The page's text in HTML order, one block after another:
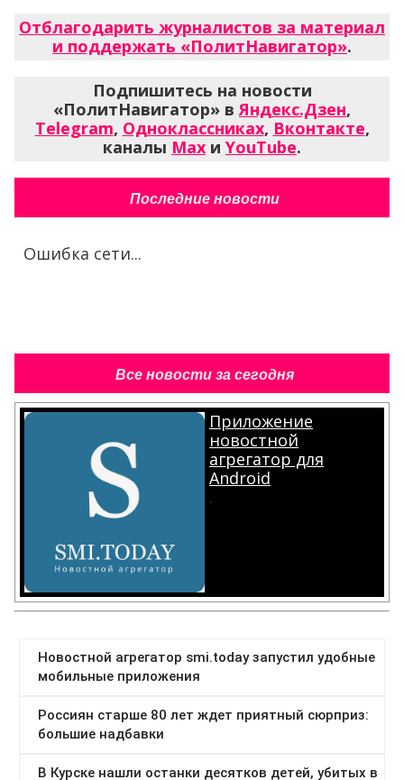
Отблагодарить журналистов за материал
и поддержать «ПолитНавигатор».
Подпишитесь на новости
«ПолитНавигатор» вЯндекс.Дзен,
Telegram, Одноклассниках, Вконтакте,
каналы Max и YouTube.
Последние новости
Ошибка сети...
Все новости за сегодня
Приложение
новостной
агрегатор для
Android
.